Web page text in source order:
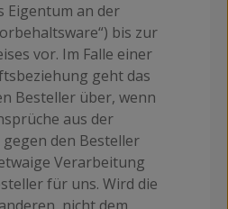
Eigentum an der
bis zur
vor. Im Falle einer
geht das
Besteller über, wenn
aus der
den Besteller
Verarbeitung
für uns. Wird die